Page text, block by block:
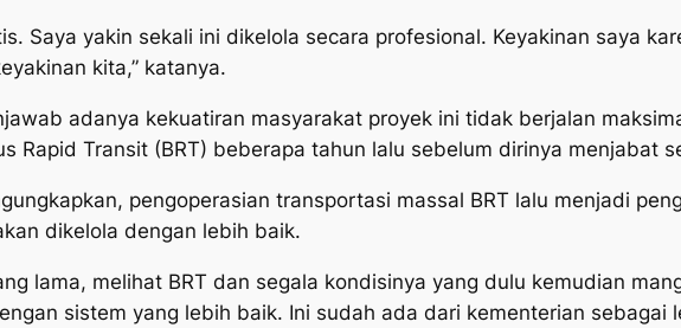
Saya yakin sekali ini dikelola secara profesional. Keyakinan saya
kita,” katanya.
adanya kekuatiran masyarakat proyek ini tidak berjalan
Rapid Transit (BRT) beberapa tahun lalu sebelum dirinya menjabat
pengoperasian transportasi massal BRT lalu menjadi
dikelola dengan lebih baik.
lama, melihat BRT dan segala kondisinya yang dulu kemudian
sistem yang lebih baik. Ini sudah ada dari kementerian sebagai